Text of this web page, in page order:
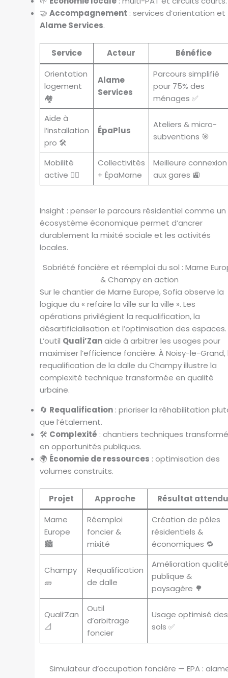
🤝Accompagnement : services d’orientation et
Alame Services.
Service Acteur
Bénéfice
Orientation
logement
🏘️
Alame
Services
Parcours simplifié
pour 75% des
ménages ✅
Aide à
l’installation
pro 🛠️
ÉpaPlus
Ateliers & micro-
subventions 🎯
Mobilité
active 🚶‍♀️
Collectivités
+ ÉpaMarne
Meilleure connexion
aux gares 🚉
Insight : penser le parcours résidentiel comme un
écosystème économique permet d’ancrer
durablement la mixité sociale et les activités
locales.
Sobriété foncière et réemploi du sol : Marne
& Champy en action
Sur le chantier de Marne Europe, Sofia observe la
logique du « refaire la ville sur la ville ». Les
opérations privilégient la requalification, la
désartificialisation et l’optimisation des espaces.
L’outil Quali’Zanaide à arbitrer les usages pour
maximiser l’efficience foncière. À Noisy-le-Grand,
requalification de la dalle du Champy illustre la
complexité technique transformée en qualité
urbaine.
🔄 Requalification : prioriser la réhabilitation
que l’étalement.
🛠️ Complexité : chantiers techniques
en opportunités publiques.
🌍 Économie de ressources : optimisation des
volumes construits.
Projet Approche
Résultat
Marne
Europe
🏙️
Réemploi
foncier &
mixité
Création de pôles
résidentiels &
économiques 🔁
Champy
🧱
Requalification
de dalle
Amélioration qualité
publique &
paysagère 🌳
Quali’Zan
📐
Outil
d’arbitrage
foncier
Usage optimisé des
sols ✅
Simulateur d’occupation foncière — EPA :